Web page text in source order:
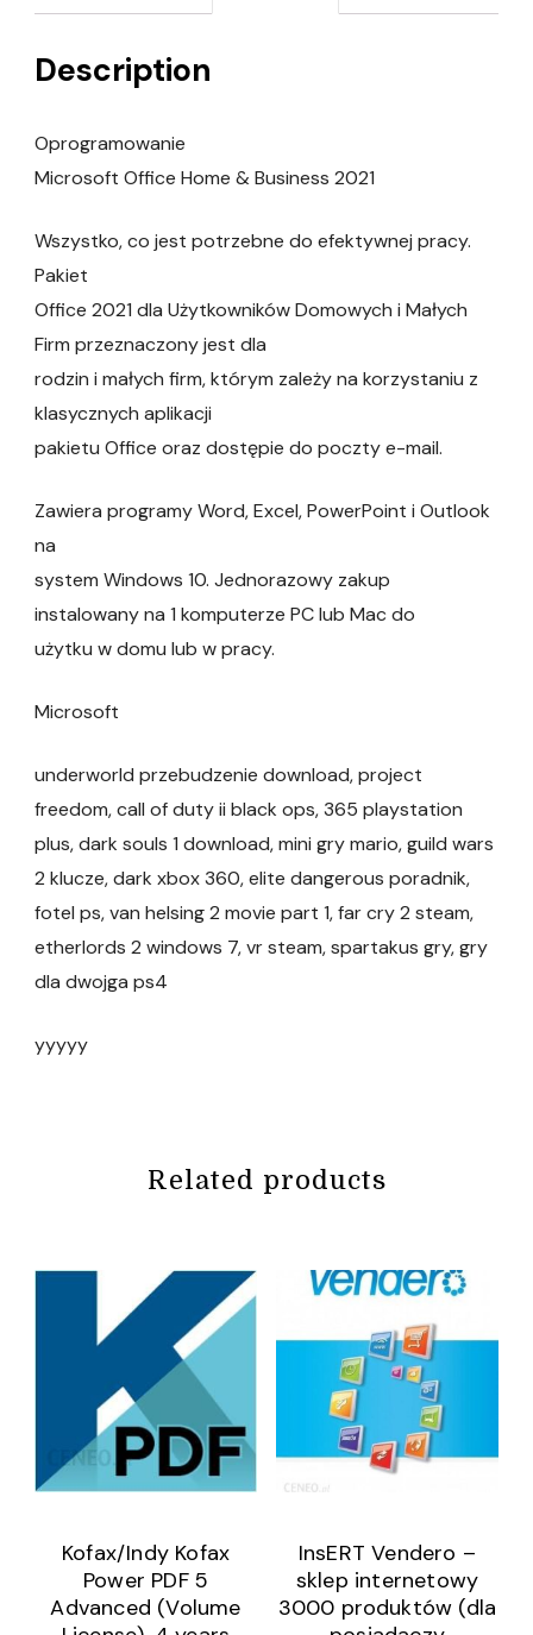
Description
Oprogramowanie
Microsoft Office Home & Business 2021
Wszystko, co jest potrzebne do efektywnej pracy.
Pakiet
Office 2021 dla Użytkowników Domowych i Małych
Firm przeznaczony jest dla
rodzin i małych firm, którym zależy na korzystaniu z
klasycznych aplikacji
pakietu Office oraz dostępie do poczty e-mail.
Zawiera programy Word, Excel, PowerPoint i Outlook
na
system Windows 10. Jednorazowy zakup
instalowany na 1 komputerze PC lub Mac do
użytku w domu lub w pracy.
Microsoft
underworld przebudzenie download, project
freedom, call of duty ii black ops, 365 playstation
plus, dark souls 1 download, mini gry mario, guild wars
2 klucze, dark xbox 360, elite dangerous poradnik,
fotel ps, van helsing 2 movie part 1, far cry 2 steam,
etherlords 2 windows 7, vr steam, spartakus gry, gry
dla dwojga ps4
yyyyy
Related products
Kofax/Indy Kofax
Power PDF 5
Advanced (Volume
InsERT Vendero –
sklep internetowy
3000 produktów (dla